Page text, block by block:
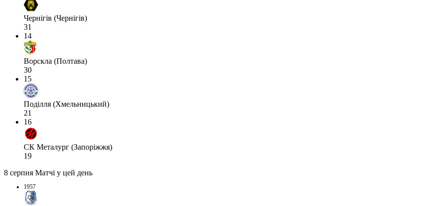
Чернігів (Чернігів)
31
14
Ворскла (Полтава)
30
15
Поділля (Хмельницький)
21
16
СК Металург (Запоріжжя)
19
8 серпня Матчі у цей день
1957